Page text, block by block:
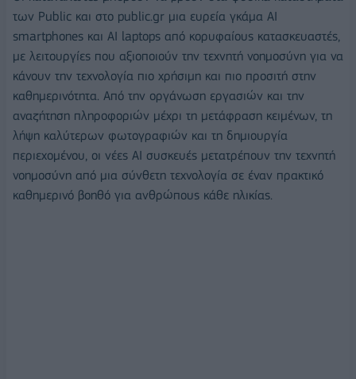
των Public και στο public.gr μια ευρεία γκάμα AI
smartphones και AI laptops από κορυφαίους κατασκευαστές,
με λειτουργίες που αξιοποιούν την τεχνητή νοημοσύνη για να
κάνουν την τεχνολογία πιο χρήσιμη και πιο προσιτή στην
καθημερινότητα. Από την οργάνωση εργασιών και την
αναζήτηση πληροφοριών μέχρι τη μετάφραση κειμένων, τη
λήψη καλύτερων φωτογραφιών και τη δημιουργία
περιεχομένου, οι νέες AI συσκευές μετατρέπουν την τεχνητή
νοημοσύνη από μια σύνθετη τεχνολογία σε έναν πρακτικό
καθημερινό βοηθό για ανθρώπους κάθε ηλικίας.